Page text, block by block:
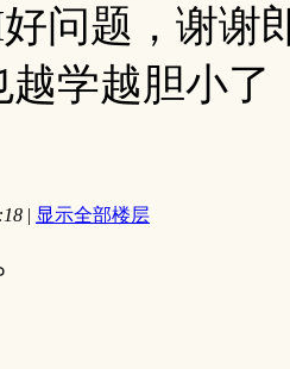
问题，谢谢
越学越胆小
| 显示全部楼层